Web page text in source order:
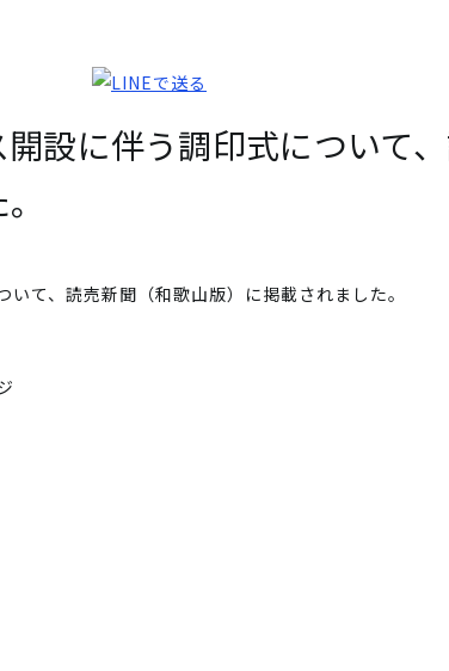
設に伴う調印式について
て、読売新聞（和歌山版）に掲載されました。